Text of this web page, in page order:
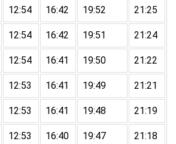
12:54 16:42 19:52 21:25
12:54 16:42 19:51 21:24
12:54 16:41 19:50 21:22
12:53 16:41 19:49 21:21
12:53 16:41 19:48 21:19
12:53 16:40 19:47 21:18